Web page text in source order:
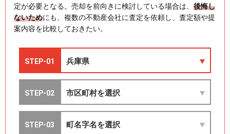
定が必要となる。売却を前向きに検討している場合は、 後悔し
ないためにも、複数の不動産会社に査定を依頼し、査定額や提
案内容を比較しておきたい。